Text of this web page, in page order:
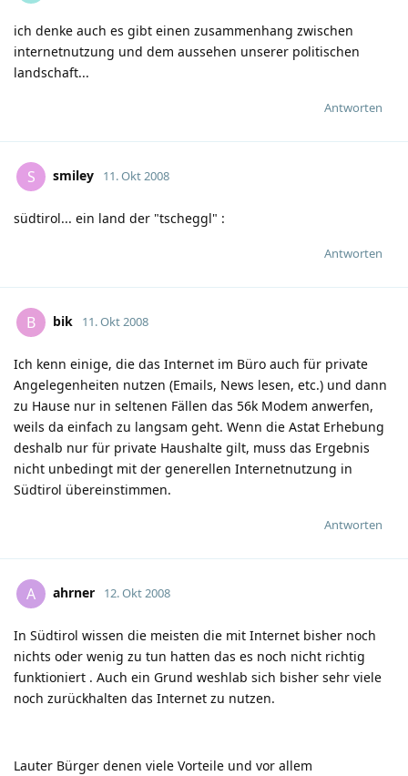
ich denke auch es gibt einen zusammenhang zwischen
internetnutzung und dem aussehen unserer politischen
landschaft...
Antworten
S smiley 11. Okt 2008
südtirol... ein land der "tscheggl" :
Antworten
B bik 11. Okt 2008
Ich kenn einige, die das Internet im Büro auch für private
Angelegenheiten nutzen (Emails, News lesen, etc.) und dann
zu Hause nur in seltenen Fällen das 56k Modem anwerfen,
weils da einfach zu langsam geht. Wenn die Astat Erhebung
deshalb nur für private Haushalte gilt, muss das Ergebnis
nicht unbedingt mit der generellen Internetnutzung in
Südtirol übereinstimmen.
Antworten
A ahrner 12. Okt 2008
In Südtirol wissen die meisten die mit Internet bisher noch
nichts oder wenig zu tun hatten das es noch nicht richtig
funktioniert . Auch ein Grund weshlab sich bisher sehr viele
noch zurückhalten das Internet zu nutzen.
Lauter Bürger denen viele Vorteile und vor allem